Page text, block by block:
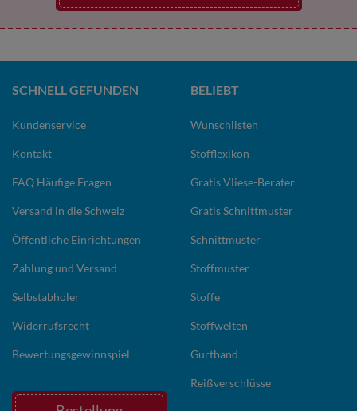
SCHNELL GEFUNDEN
Kundenservice
Kontakt
FAQ Häufige Fragen
Versand in die Schweiz
Öffentliche Einrichtungen
Zahlung und Versand
Selbstabholer
Widerrufsrecht
Bewertungsgewinnspiel
BELIEBT
Wunschlisten
Stofflexikon
Gratis Vliese-Berater
Gratis Schnittmuster
Schnittmuster
Stoffmuster
Stoffe
Stoffwelten
Gurtband
Reißverschlüsse